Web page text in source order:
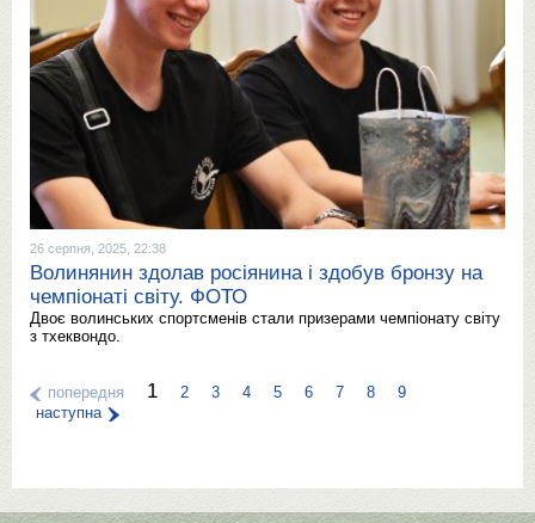
26 серпня, 2025, 22:38
Волинянин здолав росіянина і здобув бронзу на
чемпіонаті світу. ФОТО
Двоє волинських спортсменів стали призерами чемпіонату світу
з тхеквондо.
попередня 1 2 3 4 5 6 7 8
9
наступна